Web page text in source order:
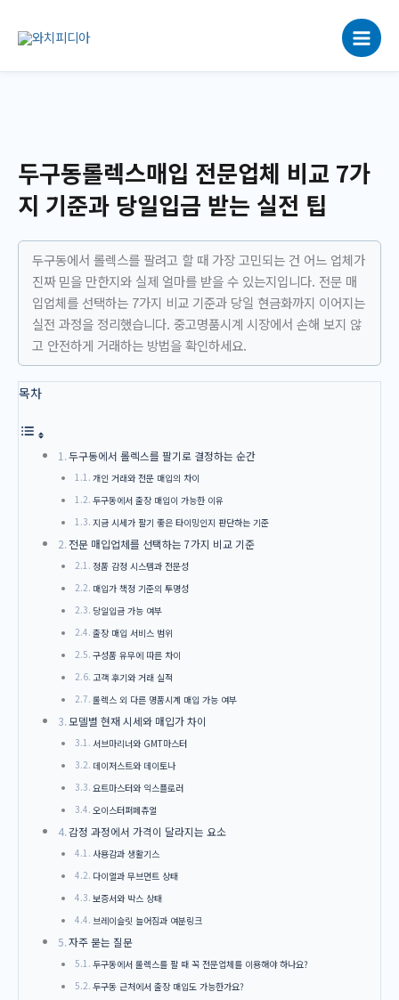
로
두구동롤렉스매입 전문업체 비교 7가
지 기준과 당일입금 받는 실전 팁
두구동에서 롤렉스를 팔려고 할 때 가장 고민되는 건 어느 업체가
진짜 믿을 만한지와 실제 얼마를 받을 수 있는지입니다. 전문 매
입업체를 선택하는 7가지 비교 기준과 당일 현금화까지 이어지는
실전 과정을 정리했습니다. 중고명품시계 시장에서 손해 보지 않
고 안전하게 거래하는 방법을 확인하세요.
목차
두구동에서 롤렉스를 팔기로 결정하는 순간
개인 거래와 전문 매입의 차이
두구동에서 출장 매입이 가능한 이유
지금 시세가 팔기 좋은 타이밍인지 판단하는 기준
전문 매입업체를 선택하는 7가지 비교 기준
정품 감정 시스템과 전문성
매입가 책정 기준의 투명성
당일입금 가능 여부
출장 매입 서비스 범위
구성품 유무에 따른 차이
고객 후기와 거래 실적
롤렉스 외 다른 명품시계 매입 가능 여부
모델별 현재 시세와 매입가 차이
서브마리너와 GMT마스터
데이저스트와 데이토나
요트마스터와 익스플로러
오이스터퍼페츄얼
감정 과정에서 가격이 달라지는 요소
사용감과 생활기스
다이얼과 무브먼트 상태
보증서와 박스 상태
브레이슬릿 늘어짐과 여분링크
자주 묻는 질문
두구동에서 롤렉스를 팔 때 꼭 전문업체를 이용해야 하나요?
두구동 근처에서 출장 매입도 가능한가요?